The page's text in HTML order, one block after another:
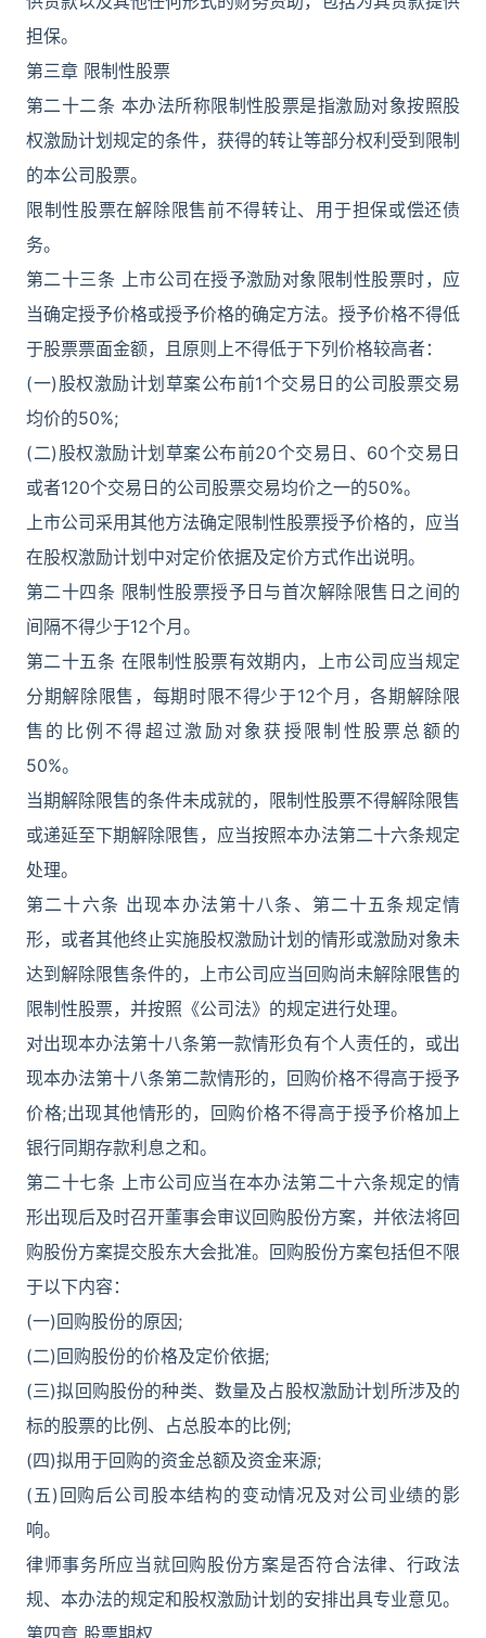
担保。
第三章 限制性股票
第二十二条 本办法所称限制性股票是指激励对象按照股
权激励计划规定的条件，获得的转让等部分权利受到限制
的本公司股票。
限制性股票在解除限售前不得转让、用于担保或偿还债
务。
第二十三条 上市公司在授予激励对象限制性股票时，应
当确定授予价格或授予价格的确定方法。授予价格不得低
于股票票面金额，且原则上不得低于下列价格较高者：
(一)股权激励计划草案公布前1个交易日的公司股票交易
均价的50%;
(二)股权激励计划草案公布前20个交易日、60个交易日
或者120个交易日的公司股票交易均价之一的50%。
上市公司采用其他方法确定限制性股票授予价格的，应当
在股权激励计划中对定价依据及定价方式作出说明。
第二十四条 限制性股票授予日与首次解除限售日之间的
间隔不得少于12个月。
第二十五条 在限制性股票有效期内，上市公司应当规定
分期解除限售，每期时限不得少于12个月，各期解除限
售的比例不得超过激励对象获授限制性股票总额的
50%。
当期解除限售的条件未成就的，限制性股票不得解除限售
或递延至下期解除限售，应当按照本办法第二十六条规定
处理。
第二十六条 出现本办法第十八条、第二十五条规定情
形，或者其他终止实施股权激励计划的情形或激励对象未
达到解除限售条件的，上市公司应当回购尚未解除限售的
限制性股票，并按照《公司法》的规定进行处理。
对出现本办法第十八条第一款情形负有个人责任的，或出
现本办法第十八条第二款情形的，回购价格不得高于授予
价格;出现其他情形的，回购价格不得高于授予价格加上
银行同期存款利息之和。
第二十七条 上市公司应当在本办法第二十六条规定的情
形出现后及时召开董事会审议回购股份方案，并依法将回
购股份方案提交股东大会批准。回购股份方案包括但不限
于以下内容：
(一)回购股份的原因;
(二)回购股份的价格及定价依据;
(三)拟回购股份的种类、数量及占股权激励计划所涉及的
标的股票的比例、占总股本的比例;
(四)拟用于回购的资金总额及资金来源;
(五)回购后公司股本结构的变动情况及对公司业绩的影
响。
律师事务所应当就回购股份方案是否符合法律、行政法
规、本办法的规定和股权激励计划的安排出具专业意见。
第四章 股票期权